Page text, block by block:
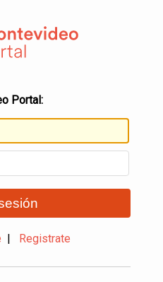
Portal:
Registrate